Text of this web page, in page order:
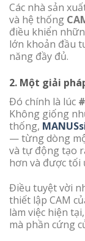
Các nhà sản
và hệ thống
điều khiển
lớn khoản đầu
năng đầy đủ.
2. Một giải
Đó chính là lúc
Không giống
thống,
— từng dòng
và tự động tạo
hơn và được tối
Điều tuyệt vời
thiết lập CAM
làm việc hiện
mà phần cứng